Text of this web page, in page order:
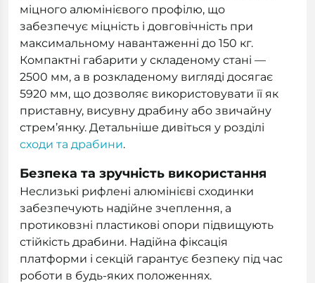
міцного алюмінієвого профілю, що
забезпечує міцність і довговічність при
максимальному навантаженні до 150 кг.
Компактні габарити у складеному стані —
2500 мм, а в розкладеному вигляді досягає
5920 мм, що дозволяє використовувати її як
приставну, висувну драбину або звичайну
стрем’янку. Детальніше дивіться у розділі
сходи та драбини.
Безпека та зручність використання
Неслизькі рифлені алюмінієві сходинки
забезпечують надійне зчеплення, а
протиковзні пластикові опори підвищують
стійкість драбини. Надійна фіксація
платформи і секцій гарантує безпеку під час
роботи в будь-яких положеннях.